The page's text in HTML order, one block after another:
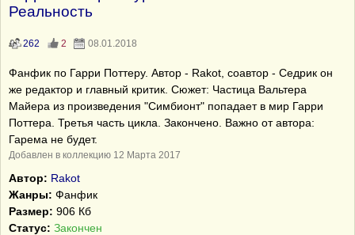
Реальность
262 2 08.01.2018
Фанфик по Гарри Поттеру. Автор - Rakot, соавтор - Седрик он
же редактор и главный критик. Сюжет: Частица Вальтера
Майера из произведения "Симбионт" попадает в мир Гарри
Поттера. Третья часть цикла. Закончено. Важно от автора:
Гарема не будет.
Добавлен в коллекцию 12 Марта 2017
Автор: Rakot
Жанры: Фанфик
Размер: 906 Кб
Статус: Закончен